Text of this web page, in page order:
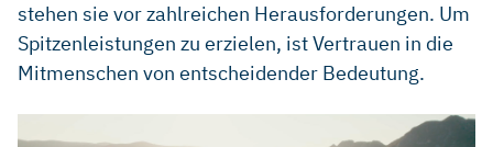
stehen sie vor zahlreichen Herausforderungen. Um
Spitzenleistungen zu erzielen, ist Vertrauen in die
Mitmenschen von entscheidender Bedeutung.